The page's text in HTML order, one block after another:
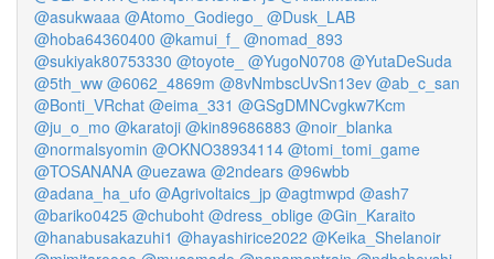
@asukwaaa @Atomo_Godiego_
@Dusk_LAB
@hoba64360400 @kamui_f_ @nomad_893
@sukiyak80753330 @toyote_ @YugoN0708 @YutaDeSuda
@5th_ww @6062_4869m @8vNmbscUvSn13ev @ab_c_san
@Bonti_VRchat @eima_331 @GSgDMNCvgkw7Kcm
@ju_o_mo @karatoji @kin89686883 @noir_blanka
@normalsyomin @OKNO38934114 @tomi_tomi_game
@TOSANANA @uezawa @2ndears @96wbb
@adana_ha_ufo @Agrivoltaics_jp @agtmwpd @ash7
@bariko0425 @chuboht @dress_oblige @Gin_Karaito
@hanabusakazuhi1 @hayashirice2022 @Keika_Shelanoir